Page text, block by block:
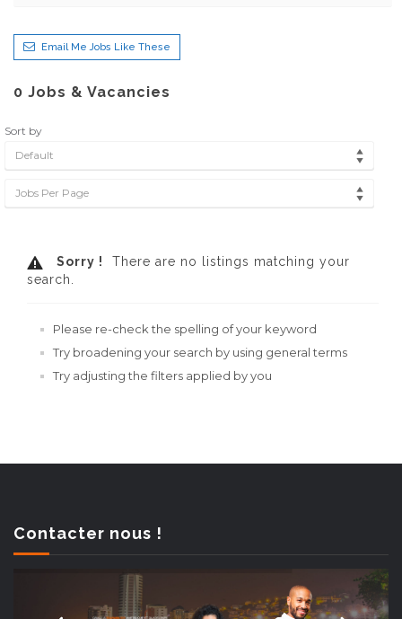
Email Me Jobs Like These
0 Jobs & Vacancies
Sort by
Default
Jobs Per Page
Sorry !
There are no listings matching your
search.
Please re-check the spelling of your keyword
Try broadening your search by using general terms
Try adjusting the filters applied by you
Contacter nous !